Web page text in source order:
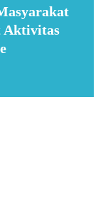
Aktivitas